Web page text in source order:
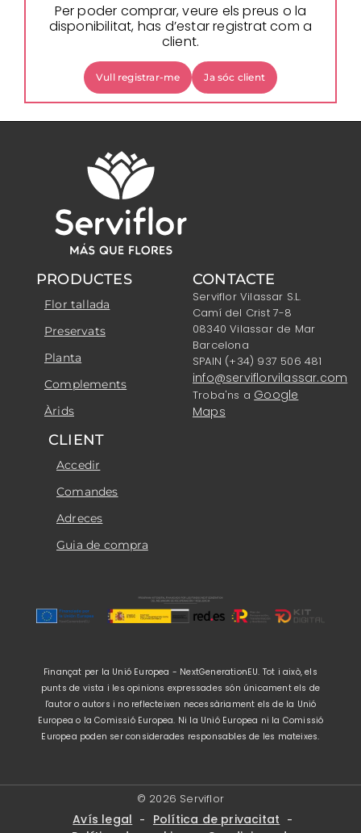
Per poder comprar, veure els preus o la
disponibilitat, has d’estar registrat com a
client.
Vull registrar-me Ja sóc client
PRODUCTES
Flor tallada
Preservats
Planta
Complements
Àrids
CONTACTE
Serviflor Vilassar S.L.
Camí del Crist 7-8
08340 Vilassar de Mar
Barcelona
SPAIN (+34) 937 506 481
info@serviflorvilassar.com
Troba'ns a Google
Maps
CLIENT
Accedir
Comandes
Adreces
Guia de compra
Finançat per la Unió Europea - NextGenerationEU. Tot i això, els
punts de vista i les opinions expressades són únicament els de
l'autor o autors i no reflecteixen necessàriament els de la Unió
Europea o la Comissió Europea. Ni la Unió Europea ni la Comissió
Europea poden ser considerades responsables de les mateixes.
© 2026 Serviflor
Avís legal - Política de privacitat -